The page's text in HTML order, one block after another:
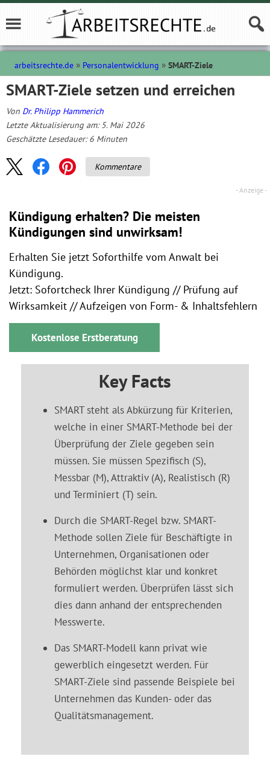
arbeitsrechte.de Personalentwicklung SMART-Ziele
SMART-Ziele setzen und erreichen
Von Dr. Philipp Hammerich
Letzte Aktualisierung am: 5. Mai 2026
Geschätzte Lesedauer: 6 Minuten
Kommentare
Kündigung erhalten? Die meisten
Kündigungen sind unwirksam!
Erhalten Sie jetzt Soforthilfe vom Anwalt bei
Kündigung.
Jetzt: Sofortcheck Ihrer Kündigung // Prüfung auf
Wirksamkeit // Aufzeigen von Form- & Inhaltsfehlern
Kostenlose Erstberatung
Key Facts
SMART steht als Abkürzung für Kriterien,
welche in einer SMART-Methode bei der
Überprüfung der Ziele gegeben sein
müssen. Sie müssen Spezifisch (S),
Messbar (M), Attraktiv (A), Realistisch (R)
und Terminiert (T) sein.
Durch die SMART-Regel bzw. SMART-
Methode sollen Ziele für Beschäftigte in
Unternehmen, Organisationen oder
Behörden möglichst klar und konkret
formuliert werden. Überprüfen lässt sich
dies dann anhand der entsprechenden
Messwerte.
Das SMART-Modell kann privat wie
gewerblich eingesetzt werden. Für
SMART-Ziele sind passende Beispiele bei
Unternehmen das Kunden- oder das
Qualitätsmanagement.